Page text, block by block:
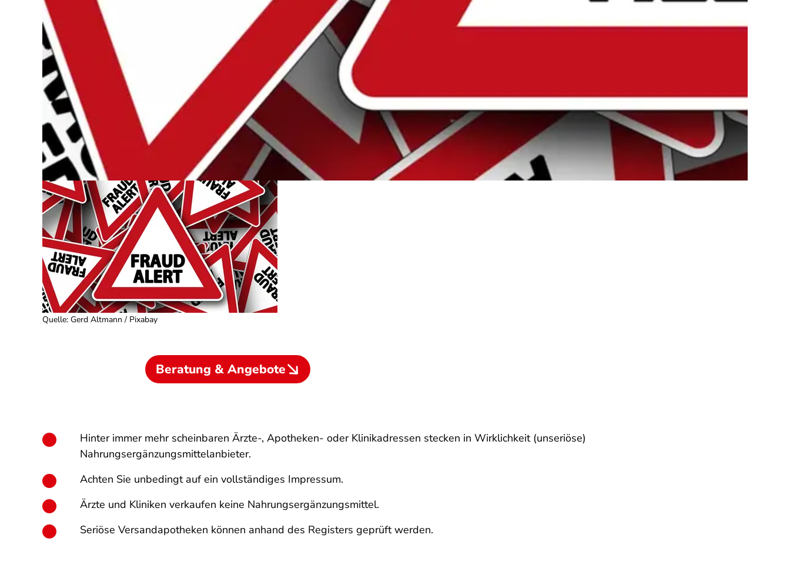
Quelle: Gerd Altmann / Pixabay
Beratung & Angebote
Hinter immer mehr scheinbaren Ärzte-, Apotheken- oder Klinikadressen stecken in Wirklichkeit (unseriöse)
Nahrungsergänzungsmittelanbieter.
Achten Sie unbedingt auf ein vollständiges Impressum.
Ärzte und Kliniken verkaufen keine Nahrungsergänzungsmittel.
Seriöse Versandapotheken können anhand des Registers geprüft werden.